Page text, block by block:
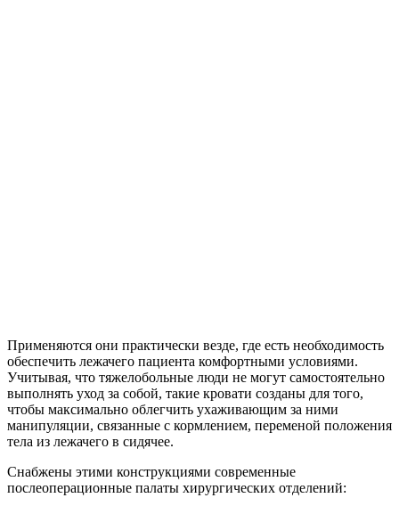
Применяются они практически везде, где есть необходимость
обеспечить лежачего пациента комфортными условиями.
Учитывая, что тяжелобольные люди не могут самостоятельно
выполнять уход за собой, такие кровати созданы для того,
чтобы максимально облегчить ухаживающим за ними
манипуляции, связанные с кормлением, переменой положения
тела из лежачего в сидячее.
Снабжены этими конструкциями современные
послеоперационные палаты хирургических отделений: